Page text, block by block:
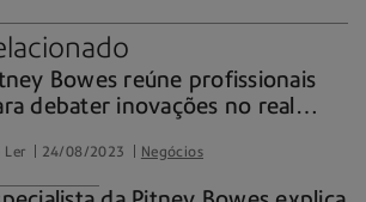
Bowes reúne profissionais
debater inovações no real
Ler 24/08/2023 Negócios